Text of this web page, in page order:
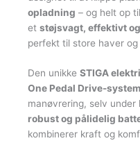
opladning – og helt op til
et støjsvagt, effektivt
perfekt til store haver og
Den unikke STIGA
One Pedal Drive-system
manøvrering, selv under
robust og pålidelig
kombinerer kraft og